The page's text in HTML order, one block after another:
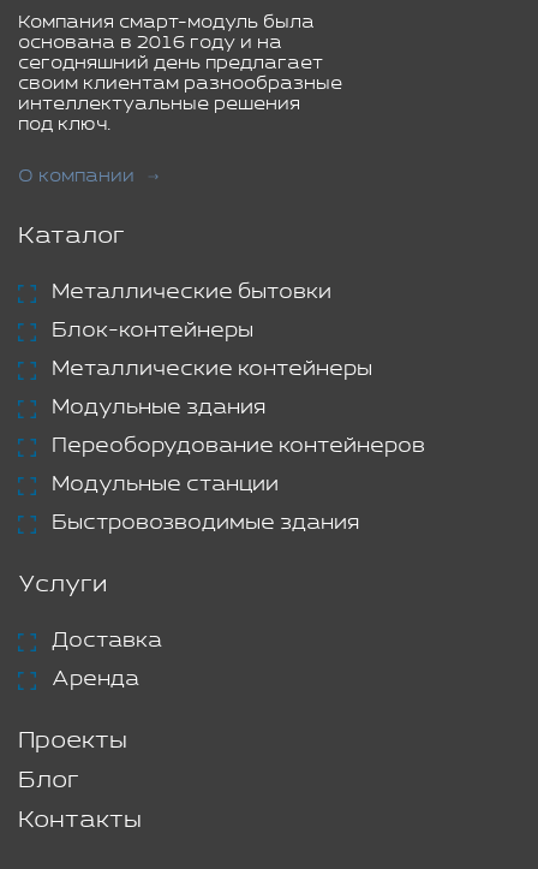
Компания смарт-модуль была
основана в 2016 году и на
сегодняшний день предлагает
своим клиентам разнообразные
интеллектуальные решения
под ключ.
О компании
Каталог
Металлические бытовки
Блок-контейнеры
Металлические контейнеры
Модульные здания
Переоборудование контейнеров
Модульные станции
Быстровозводимые здания
Услуги
Доставка
Аренда
Проекты
Блог
Контакты